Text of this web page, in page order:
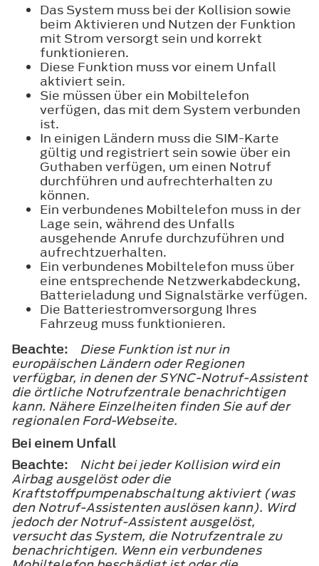
Das System muss bei der Kollision sowie
beim Aktivieren und Nutzen der Funktion
mit Strom versorgt sein und korrekt
funktionieren.
Diese Funktion muss vor einem Unfall
aktiviert sein.
Sie müssen über ein Mobiltelefon
verfügen, das mit dem System verbunden
ist.
In einigen Ländern muss die SIM-Karte
gültig und registriert sein sowie über ein
Guthaben verfügen, um einen Notruf
durchführen und aufrechterhalten zu
können.
Ein verbundenes Mobiltelefon muss in der
Lage sein, während des Unfalls
ausgehende Anrufe durchzuführen und
aufrechtzuerhalten.
Ein verbundenes Mobiltelefon muss über
eine entsprechende Netzwerkabdeckung,
Batterieladung und Signalstärke verfügen.
Die Batteriestromversorgung Ihres
Fahrzeug muss funktionieren.
Beachte:
Diese Funktion ist nur in
europäischen Ländern oder Regionen
verfügbar, in denen der SYNC-Notruf-Assistent
die örtliche Notrufzentrale benachrichtigen
kann. Nähere Einzelheiten finden Sie auf der
regionalen Ford-Webseite.
Bei einem Unfall
Beachte:
Nicht bei jeder Kollision wird ein
Airbag ausgelöst oder die
Kraftstoffpumpenabschaltung aktiviert (was
den Notruf-Assistenten auslösen kann). Wird
jedoch der Notruf-Assistent ausgelöst,
versucht das System, die Notrufzentrale zu
benachrichtigen. Wenn ein verbundenes